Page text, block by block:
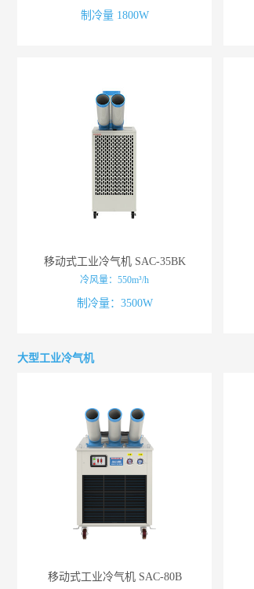
制冷量 1800W
移动式工业冷气机 SAC-35BK
冷风量：550m³/h
制冷量：3500W
大型工业冷气机
移动式工业冷气机 SAC-80B